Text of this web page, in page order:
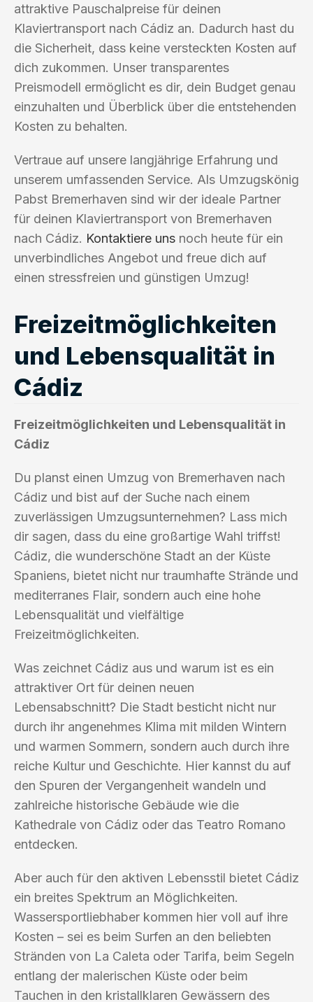
attraktive Pauschalpreise für deinen
Klaviertransport nach Cádiz an. Dadurch hast du
die Sicherheit, dass keine versteckten Kosten auf
dich zukommen. Unser transparentes
Preismodell ermöglicht es dir, dein Budget genau
einzuhalten und Überblick über die entstehenden
Kosten zu behalten.
Vertraue auf unsere langjährige Erfahrung und
unserem umfassenden Service. Als Umzugskönig
Pabst Bremerhaven sind wir der ideale Partner
für deinen Klaviertransport von Bremerhaven
nach Cádiz. Kontaktiere uns noch heute für ein
unverbindliches Angebot und freue dich auf
einen stressfreien und günstigen Umzug!
Freizeitmöglichkeiten
und Lebensqualität in
Cádiz
Freizeitmöglichkeiten und Lebensqualität in
Cádiz
Du planst einen Umzug von Bremerhaven nach
Cádiz und bist auf der Suche nach einem
zuverlässigen Umzugsunternehmen? Lass mich
dir sagen, dass du eine großartige Wahl triffst!
Cádiz, die wunderschöne Stadt an der Küste
Spaniens, bietet nicht nur traumhafte Strände und
mediterranes Flair, sondern auch eine hohe
Lebensqualität und vielfältige
Freizeitmöglichkeiten.
Was zeichnet Cádiz aus und warum ist es ein
attraktiver Ort für deinen neuen
Lebensabschnitt? Die Stadt besticht nicht nur
durch ihr angenehmes Klima mit milden Wintern
und warmen Sommern, sondern auch durch ihre
reiche Kultur und Geschichte. Hier kannst du auf
den Spuren der Vergangenheit wandeln und
zahlreiche historische Gebäude wie die
Kathedrale von Cádiz oder das Teatro Romano
entdecken.
Aber auch für den aktiven Lebensstil bietet Cádiz
ein breites Spektrum an Möglichkeiten.
Wassersportliebhaber kommen hier voll auf ihre
Kosten – sei es beim Surfen an den beliebten
Stränden von La Caleta oder Tarifa, beim Segeln
entlang der malerischen Küste oder beim
Tauchen in den kristallklaren Gewässern des